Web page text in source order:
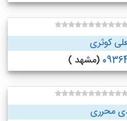
کوثری
(مشهد )
محرری